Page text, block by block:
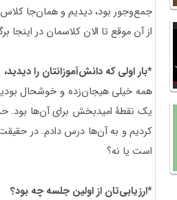
جمع‌وجور بود، دیدیم و همان‌جا کلاس
از آن موقع تا الان کلاسمان در اینجا
*بار اولی که دانش‌آموزا‌نتان را
همه خیلی هیجان‌زده و خوشحال
کردیم و به آن‌ها درس دادم. در
است یا نه؟
*ارزیابی‌تان از اولین جلسه چه بود؟